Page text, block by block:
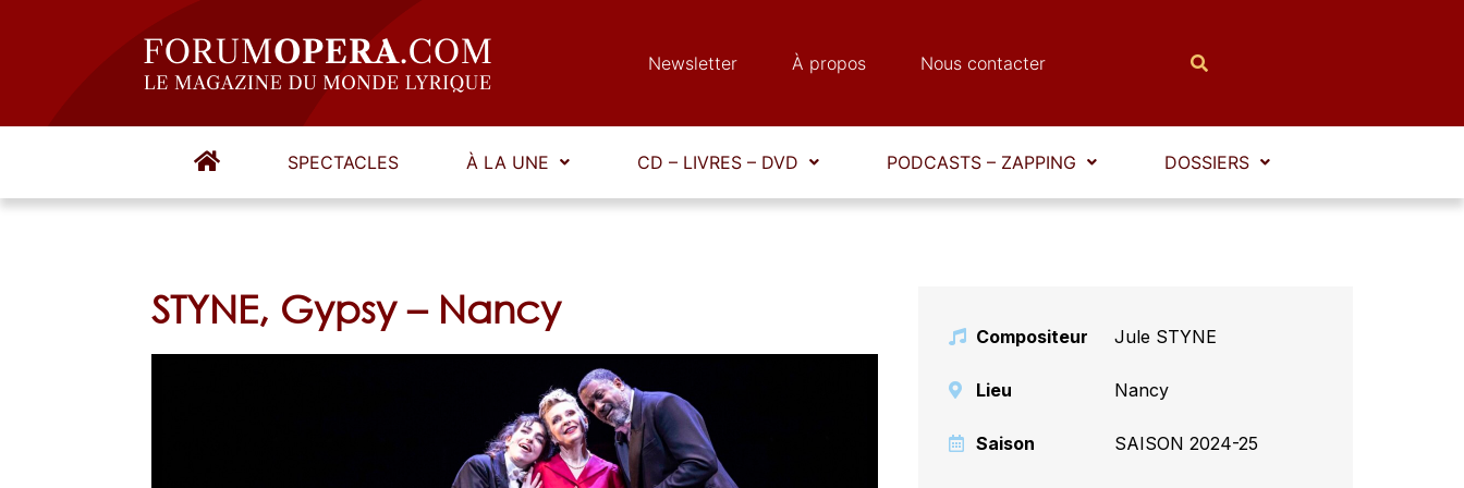
Newsletter À propos Nous contacter
SPECTACLES À LA UNE CD – LIVRES – DVD PODCASTS – ZAPPING DOSSIERS
STYNE, Gypsy – Nancy
Compositeur Jule STYNE
Lieu Nancy
Saison SAISON 2024-25